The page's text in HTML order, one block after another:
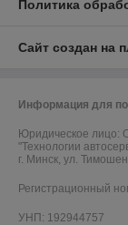
Политика
Сайт создан на
Информация для
Юридическое лицо:
"Технологии
г. Минск, ул.
Регистрационный
УНП: 192944757